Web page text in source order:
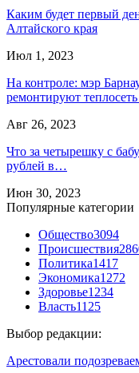
Каким будет первый
Алтайского края
Июл 1, 2023
На контроле: мэр
ремонтируют
Авг 26, 2023
Что за четырешку с
рублей в…
Июн 30, 2023
Популярные категории
Общество3094
Происшествия
Политика1417
Экономика1272
Здоровье1234
Власть1125
Выбор редакции:
Арестовали